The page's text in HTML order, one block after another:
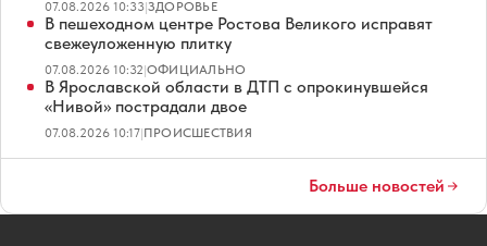
07.08.2026 10:33|ЗДОРОВЬЕ
В пешеходном центре Ростова Великого исправят
свежеуложенную плитку
07.08.2026 10:32|ОФИЦИАЛЬНО
В Ярославской области в ДТП с опрокинувшейся
«Нивой» пострадали двое
07.08.2026 10:17|ПРОИСШЕСТВИЯ
Больше новостей